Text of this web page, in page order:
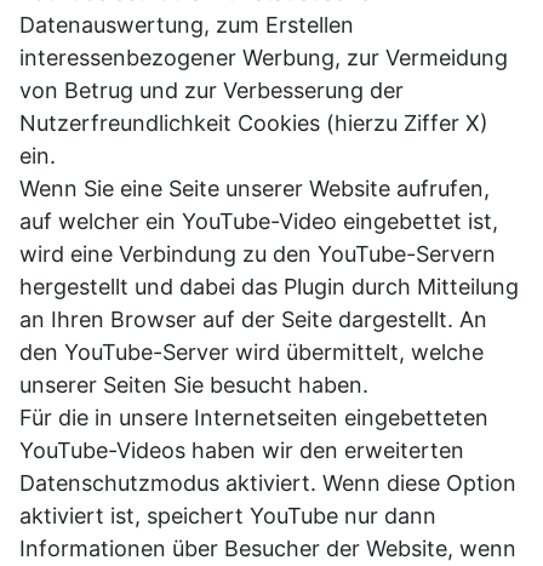
Datenauswertung, zum Erstellen
interessenbezogener Werbung, zur Vermeidung
von Betrug und zur Verbesserung der
Nutzerfreundlichkeit Cookies (hierzu Ziffer X)
ein.
Wenn Sie eine Seite unserer Website aufrufen,
auf welcher ein YouTube-Video eingebettet ist,
wird eine Verbindung zu den YouTube-Servern
hergestellt und dabei das Plugin durch Mitteilung
an Ihren Browser auf der Seite dargestellt. An
den YouTube-Server wird übermittelt, welche
unserer Seiten Sie besucht haben.
Für die in unsere Internetseiten eingebetteten
YouTube-Videos haben wir den erweiterten
Datenschutzmodus aktiviert. Wenn diese Option
aktiviert ist, speichert YouTube nur dann
Informationen über Besucher der Website, wenn